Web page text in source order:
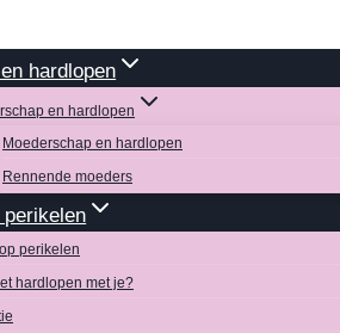
hardlopen
en hardlopen
Moederschap en hardlopen
Rennende moeders
perikelen
perikelen
hardlopen met je?